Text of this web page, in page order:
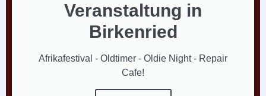
Veranstaltung in
Birkenried
Afrikafestival - Oldtimer - Oldie Night - Repair
Cafe!